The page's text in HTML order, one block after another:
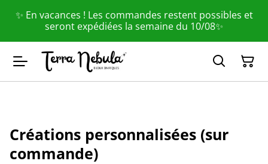
✨ En vacances ! Les commandes restent possibles et
seront expédiées la semaine du 10/08✨
Créations personnalisées (sur
commande)